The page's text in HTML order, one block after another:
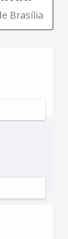
Brasília